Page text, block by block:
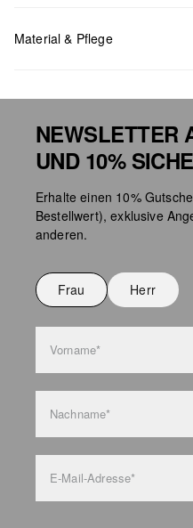
Material & Pflege
NEWSLETTER
UND 10%
Erhalte einen 10%
Bestellwert), exklusive
anderen.
Frau Herr
Vorname*
Nachname*
E-Mail-Adresse*